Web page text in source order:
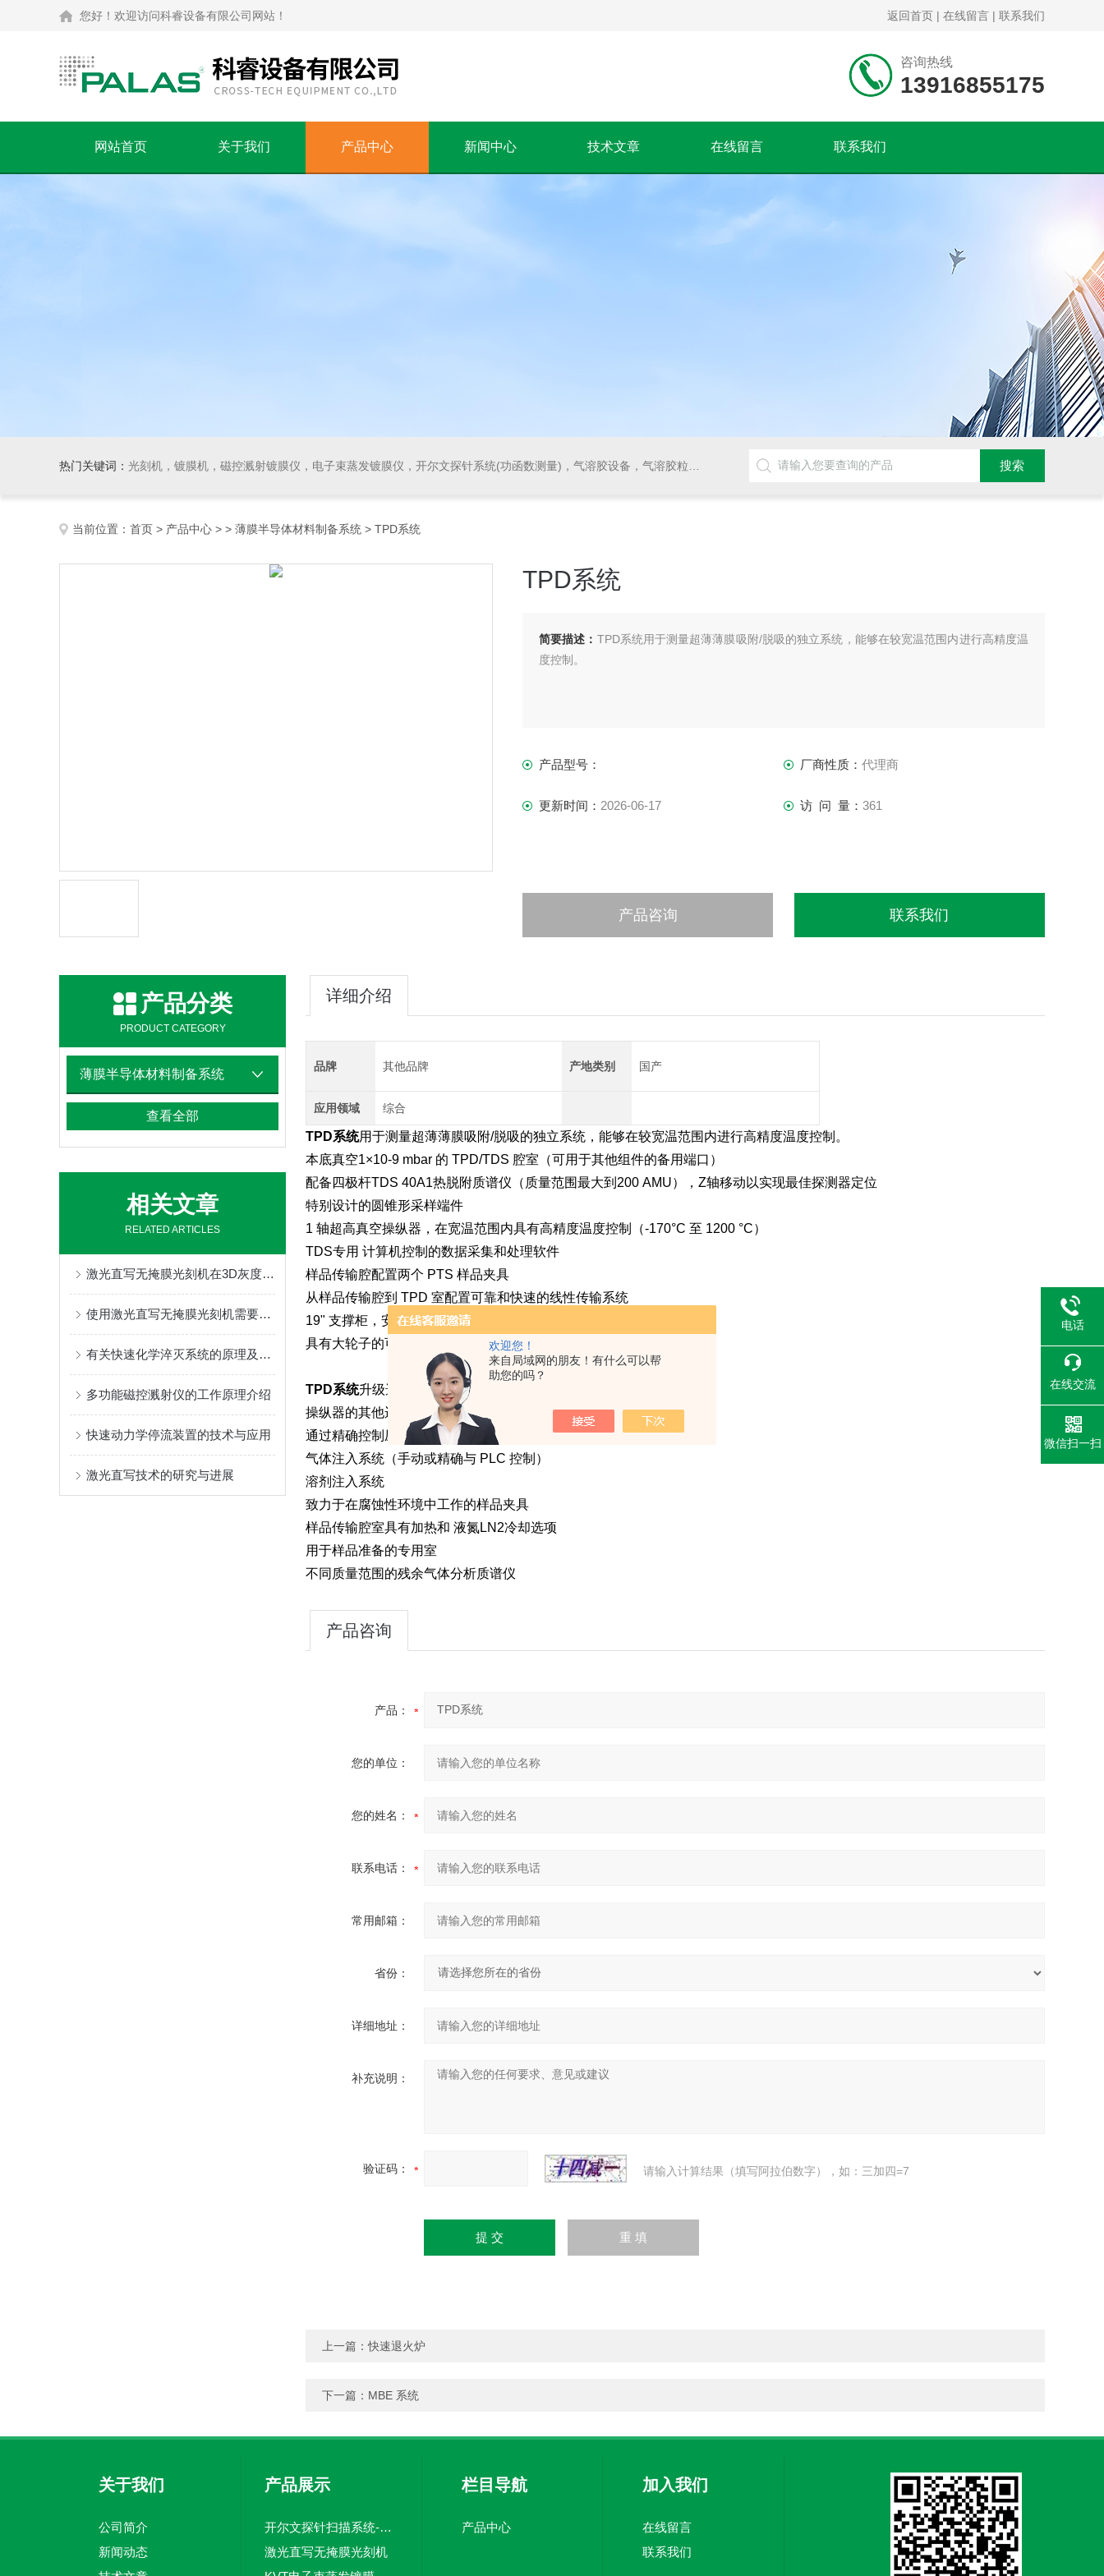
欢迎您！
来自局域网的朋友！有什么可以帮
助您的吗？
您好！欢迎访问科睿设备有限公司网站！ 返回首页 | 在线留言 | 联系我们
咨询热线
13916855175
网站首页 关于我们 产品中心 新闻中心 技术文章 在线留言 联系我们
热门关键词： 光刻机，镀膜机，磁控溅射镀膜仪，电子束蒸发镀膜仪，开尔文探针系统(功函数测量)，气溶胶设备，气溶胶粒径谱仪，等离子增强气相沉积系统(PECVD)，原子层沉积系统(ALD)，快速退火炉，气溶胶发生器，稀释器，滤料测试系统
当前位置： 首页 > 产品中心 > > 薄膜半导体材料制备系统 > TPD系统
TPD系统
简要描述： TPD系统用于测量超薄薄膜吸附/脱吸的独立系统，能够在较宽温范围内进行高精度温
度控制。
产品型号： 厂商性质： 代理商
更新时间： 2026-06-17 访 问 量： 361
产品咨询 联系我们
产品分类
PRODUCT CATEGORY
薄膜半导体材料制备系统
查看全部
相关文章
RELATED ARTICLES
激光直写无掩膜光刻机在3D灰度曝光的应用
使用激光直写无掩膜光刻机需要注意的细节
有关快速化学淬灭系统的原理及应用
多功能磁控溅射仪的工作原理介绍
快速动力学停流装置的技术与应用
激光直写技术的研究与进展
详细介绍
品牌 其他品牌 产地类别 国产
应用领域 综合
TPD系统用于测量超薄薄膜吸附/脱吸的独立系统，能够在较宽温范围内进行高精度温度控制。
本底真空1×10-9 mbar 的 TPD/TDS 腔室（可用于其他组件的备用端口）
配备四极杆TDS 40A1热脱附质谱仪（质量范围最大到200 AMU），Z轴移动以实现最佳探测器定位
特别设计的圆锥形采样端件
1 轴超高真空操纵器，在宽温范围内具有高精度温度控制（-170°C 至 1200 °C）
TDS专用 计算机控制的数据采集和处理软件
样品传输腔配置两个 PTS 样品夹具
从样品传输腔到 TPD 室配置可靠和快速的线性传输系统
19" 支撑柜，安装所有的电子部件
具有大轮子的可调节刚性大型机，便于系统放置
TPD系统升级选项
操纵器的其他运动轴，并机动化
通过精确控制压力，将压力范围从超高真空扩展到 1 atm 的可能性
气体注入系统（手动或精确与 PLC 控制）
溶剂注入系统
致力于在腐蚀性环境中工作的样品夹具
样品传输腔室具有加热和 液氮LN2冷却选项
用于样品准备的专用室
不同质量范围的残余气体分析质谱仪
产品咨询
产品：
您的单位：
您的姓名：
联系电话：
常用邮箱：
省份：
详细地址：
补充说明：
验证码： 请输入计算结果（填写阿拉伯数字），如：三加四=7
上一篇：快速退火炉
下一篇： MBE 系统
关于我们
公司简介
新闻动态
产品展示
开尔文探针扫描系统-半导体表征
激光直写无掩膜光刻机
栏目导航
产品中心
加入我们
在线留言
联系我们
电话
在线交流
微信扫一扫